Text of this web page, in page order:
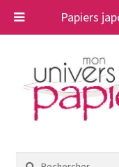
Papiers
navigation
contenu
Rechercher :